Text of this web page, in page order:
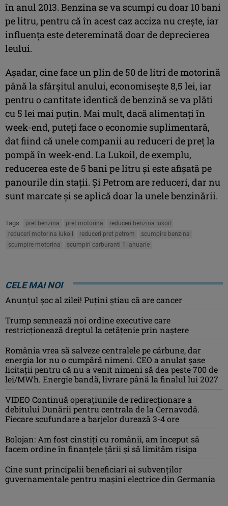
în anul 2013. Benzina se va scumpi cu doar 10 bani
pe litru, pentru că în acest caz acciza nu creşte, iar
influenţa este detereminată doar de deprecierea
leului.
Aşadar, cine face un plin de 50 de litri de motorină
până la sfârşitul anului, economiseşte 8,5 lei, iar
pentru o cantitate identică de benzină se va plăti
cu 5 lei mai puţin. Mai mult, dacă alimentaţi în
week-end, puteţi face o economie suplimentară,
dat fiind că unele companii au reduceri de preţ la
pompă în week-end. La Lukoil, de exemplu,
reducerea este de 5 bani pe litru şi este afişată pe
panourile din staţii. Şi Petrom are reduceri, dar nu
sunt marcate şi se aplică doar la unele benzinării.
Tags: pret benzina pret motorina
reduceri benzina lukoil
reduceri motorina lukoil
reduceri pret petrom
scumpire benzina
scumpire motorina
scumpiri carburanti 1 ianuarie
CELE MAI NOI
Anunţul şoc al zilei! Puţini ştiau că are cancer
Trump semnează noi ordine executive care
restricţionează dreptul la cetăţenie prin naştere
România vrea să salveze centralele pe cărbune, dar
energia lor nu o cumpără nimeni. CEO a anulat șase
licitații pentru că nu a venit nimeni să dea peste 700 de
lei/MWh. Energie bandă, livrare până la finalul lui 2027
VIDEO Continuă operațiunile de redirecționare a
debitului Dunării pentru centrala de la Cernavodă.
Fiecare scufundare a barjelor durează 3-4 ore
Bolojan: Am fost cinstiţi cu românii, am început să
facem ordine în finanţele ţării şi să limităm risipa
Cine sunt principalii beneficiari ai subvenţilor
guvernamentale pentru mașini electrice din Germania